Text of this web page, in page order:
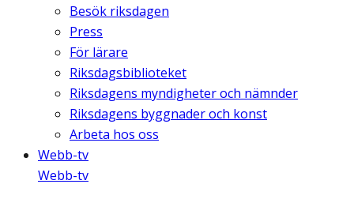
Besök riksdagen
Press
För lärare
Riksdagsbiblioteket
Riksdagens myndigheter och nämnder
Riksdagens byggnader och konst
Arbeta hos oss
Webb-tv
Webb-tv